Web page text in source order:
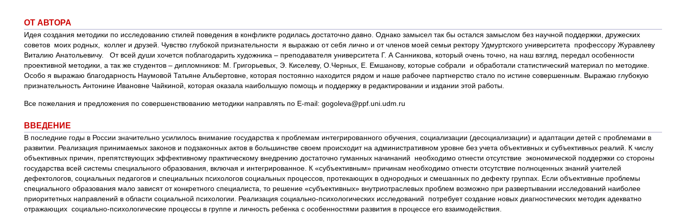
ОТ АВТОРА
Идея создания методики по исследованию стилей поведения в конфликте родилась достаточно давно. Однако замысел так бы остался замыслом без научной поддержки, дружеских
советов моих родных, коллег и друзей. Чувство глубокой признательности я выражаю от себя лично и от членов моей семьи ректору Удмуртского университета профессору Журавлеву
Виталию Анатольевичу. От всей души хочется поблагодарить художника – преподавателя университета Г. А Санникова, который очень точно, на наш взгляд, передал особенности
проективной методики, а так же студентов – дипломников: М. Григорьевых, Э. Киселеву, О.Черных, Е. Емшанову, которые собрали и обработали статистический материал по методике.
Особо я выражаю благодарность Наумовой Татьяне Альбертовне, которая постоянно находится рядом и наше рабочее партнерство стало по истине совершенным. Выражаю глубокую
признательность Антонине Ивановне Чайкиной, которая оказала наибольшую помощь и поддержку в редактировании и издании этой работы.
Все пожелания и предложения по совершенствованию методики направлять по E-mail: gogoleva@ppf.uni.udm.ru
ВВЕДЕНИЕ
В последние годы в России значительно усилилось внимание государства к проблемам интегрированного обучения, социализации (десоциализации) и адаптации детей с проблемами в
развитии. Реализация принимаемых законов и подзаконных актов в большинстве своем происходит на административном уровне без учета объективных и субъективных реалий. К числу
объективных причин, препятствующих эффективному практическому внедрению достаточно гуманных начинаний необходимо отнести отсутствие экономической поддержки со стороны
государства всей системы специального образования, включая и интегрированное. К «субъективным» причинам необходимо отнести отсутствие полноценных знаний учителей
дефектологов, социальных педагогов и специальных психологов социальных процессов, протекающих в однородных и смешанных по дефекту группах. Если объективные проблемы
специального образования мало зависят от конкретного специалиста, то решение «субъективных» внутриотраслевых проблем возможно при развертывании исследований наиболее
приоритетных направлений в области социальной психологии. Реализация социально-психологических исследований потребует создание новых диагностических методик адекватно
отражающих социально-психологические процессы в группе и личность ребенка с особенностями развития в процессе его взаимодействия.